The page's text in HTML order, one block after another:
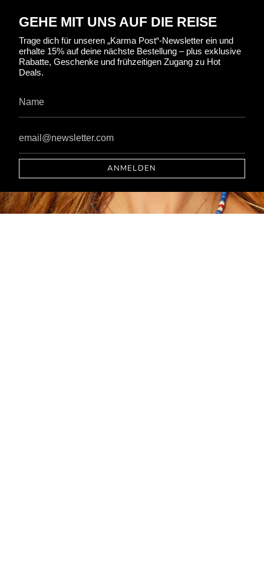
GEHE MIT UNS AUF DIE REISE
Trage dich für unseren „Karma Post“-Newsletter ein und
erhalte 15% auf deine nächste Bestellung – plus exklusive
Rabatte, Geschenke und frühzeitigen Zugang zu Hot
Deals.
ANMELDEN